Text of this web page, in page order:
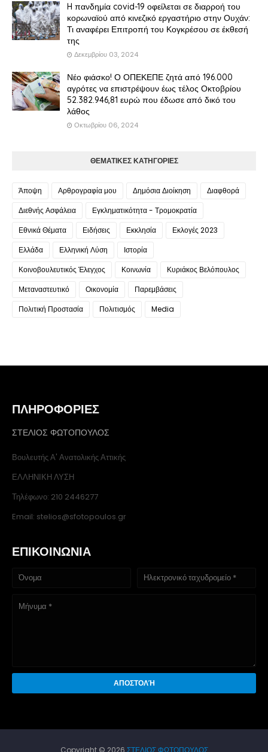
H πανδημία covid-19 οφείλεται σε διαρροή του
κορωναϊού από κινεζικό εργαστήριο στην Ουχάν:
Τι αναφέρει Επιτροπή του Κογκρέσου σε έκθεσή
της
Δεκεμβρίου 03, 2024
Νέο φιάσκο! Ο ΟΠΕΚΕΠΕ ζητά από 196.000
αγρότες να επιστρέψουν έως τέλος Οκτοβρίου
52.382.946,81 ευρώ που έδωσε από δικό του
λάθος
Οκτωβρίου 06, 2024
ΘΕΜΑΤΙΚΕΣ ΚΑΤΗΓΟΡΙΕΣ
Άποψη Αρθρογραφία μου Δημόσια Διοίκηση
Διαφθορά
Διεθνής Ασφάλεια
Εγκληματικότητα - Τρομοκρατία
Εθνικά Θέματα
Ειδήσεις Εκκλησία
Εκλογές 2023
Ελλάδα
Ελληνική Λύση
Ιστορία
Κοινοβουλευτικός Έλεγχος
Κοινωνία
Κυριάκος Βελόπουλος
Μεταναστευτικό
Οικονομία
Παρεμβάσεις
Πολιτική Προστασία
Πολιτισμός Media
ΠΛΗΡΟΦΟΡΙΕΣ
ΣΤΕΛΙΟΣ ΦΩΤΟΠΟΥΛΟΣ
Βουλευτής Α' Ανατολικής Αττικής
ΕΛΛΗΝΙΚΗ ΛΥΣΗ
Τηλέφωνο: 210 2446277
Email: stelios@sfotopoulos.gr
ΕΠΙΚΟΙΝΩΝΙΑ
Copyright © 2026 ΣΤΕΛΙΟΣ ΦΩΤΟΠΟΥΛΟΣ